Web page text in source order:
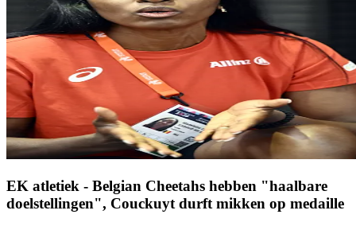
EK atletiek - Belgian Cheetahs hebben "haalbare
doelstellingen", Couckuyt durft mikken op medaille